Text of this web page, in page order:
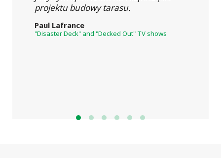
projektu budowy tarasu.
Paul Lafrance
"Disaster Deck" and "Decked Out" TV shows